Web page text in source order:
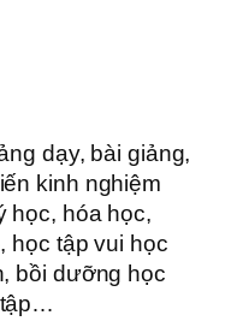
dạy, bài giảng,
kinh nghiệm
học, hóa học,
học tập vui học
bồi dưỡng học
tập…